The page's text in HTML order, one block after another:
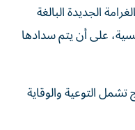
الجديدة البالغة
على أن يتم سدادها
التوعية والوقاية